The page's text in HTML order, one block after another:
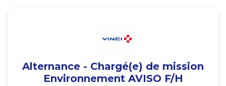
Alternance - Chargé(e) de mission
Environnement AVISO F/H